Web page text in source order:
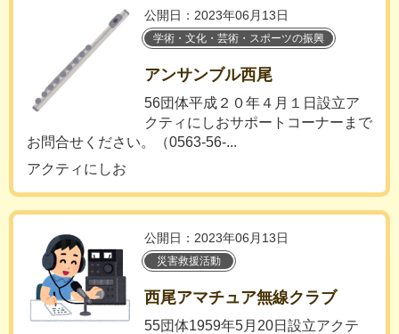
公開日：2023年06月13日
学術・文化・芸術・スポーツの振興
アンサンブル西尾
56団体平成２０年４月１日設立ア
クティにしおサポートコーナーまで
お問合せください。（0563-56-...
アクティにしお
公開日：2023年06月13日
災害救援活動
西尾アマチュア無線クラブ
55団体1959年5月20日設立アクテ